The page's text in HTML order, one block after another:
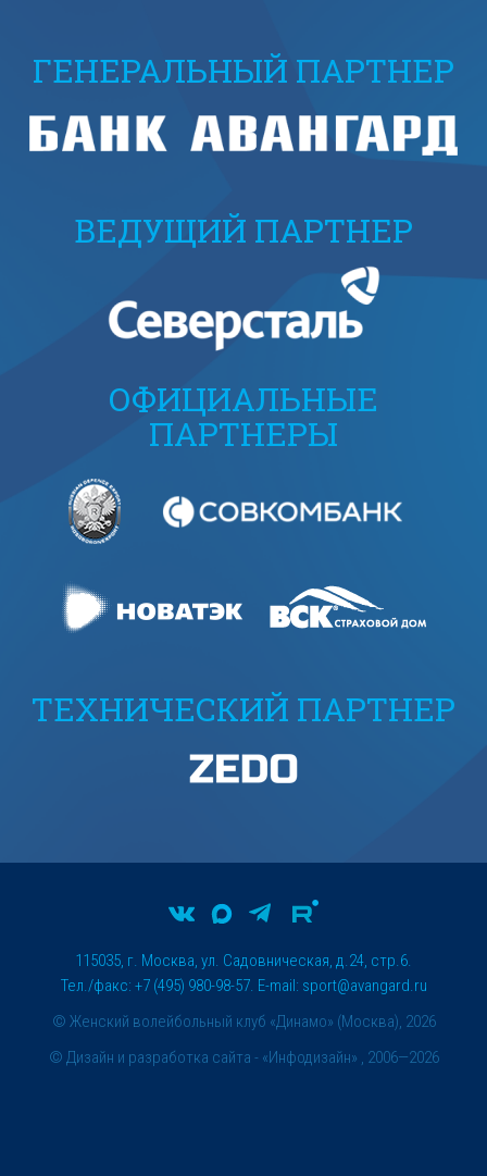
ГЕНЕРАЛЬНЫЙ ПАРТНЕР
ВЕДУЩИЙ ПАРТНЕР
ОФИЦИАЛЬНЫЕ
ПАРТНЕРЫ
ТЕХНИЧЕСКИЙ ПАРТНЕР
© Женский волейбольный клуб «Динамо» (Москва), 2026
115035, г. Москва, ул. Садовническая, д.24, стр.6.
Тел./факс: +7 (495) 980-98-57. E-mail: sport@avangard.ru
© Дизайн и разработка сайта - «Инфодизайн» , 2006—2026